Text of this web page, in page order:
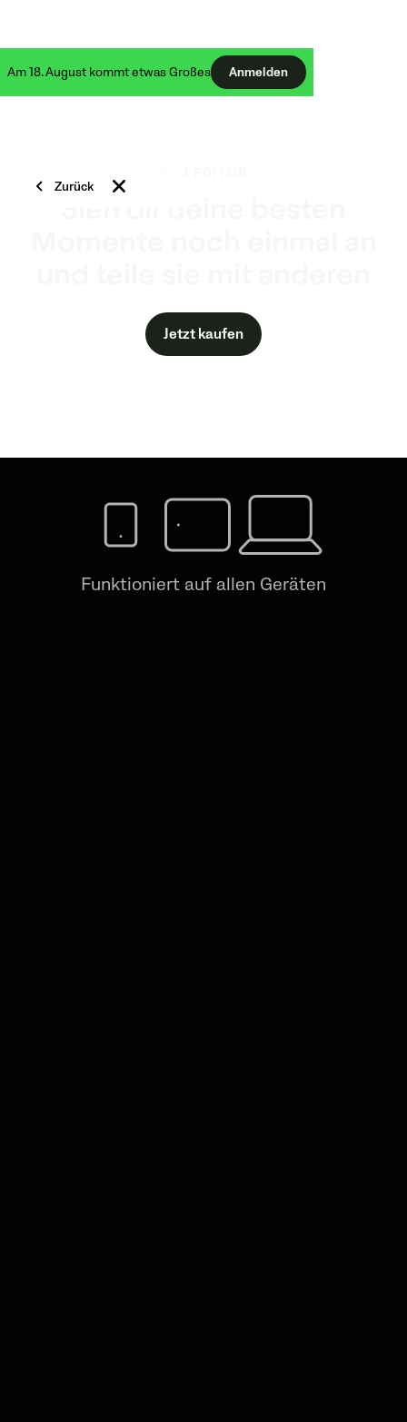
Am 18. August kommt etwas Großes Anmelden
Zurück
Jetzt kaufen
Funktioniert auf allen Geräten